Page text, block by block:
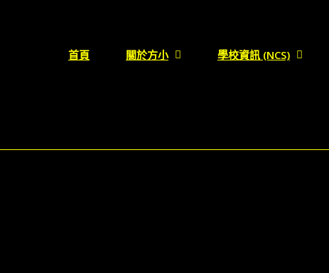
首頁 關於方小 學校資訊 (NCS)